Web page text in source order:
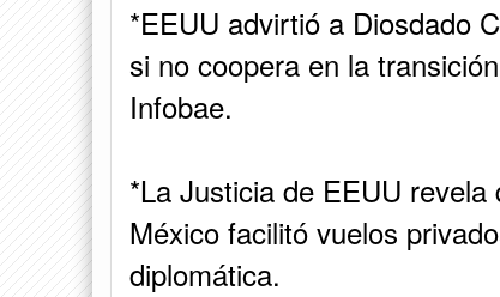
*EEUU advirtió a Diosdado
si no coopera en la
Infobae.
*La Justicia de EEUU
México facilitó vuelos
diplomática.